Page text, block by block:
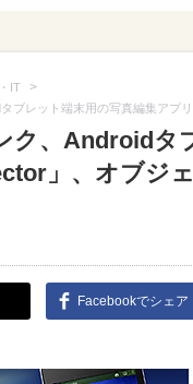
IT >
ブレット端末用の写真編集アプ
ク、Androidタ
」、オブジ
Facebookでシェア